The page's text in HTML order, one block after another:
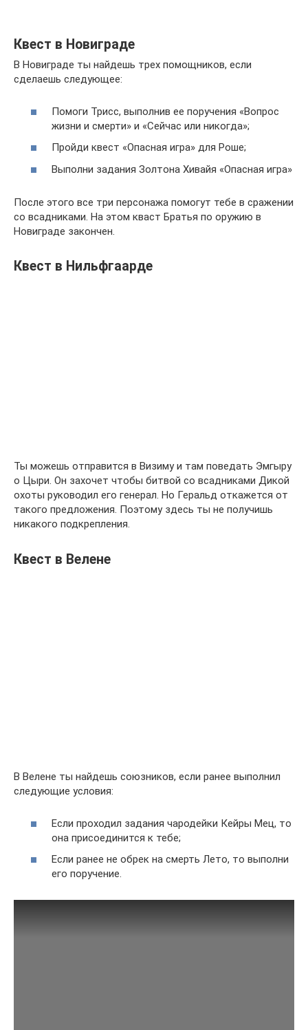
Квест в Новиграде
В Новиграде ты найдешь трех помощников, если
сделаешь следующее:
Помоги Трисс, выполнив ее поручения «Вопрос
жизни и смерти» и «Сейчас или никогда»;
Пройди квест «Опасная игра» для Роше;
Выполни задания Золтона Хивайя «Опасная игра»
После этого все три персонажа помогут тебе в сражении
со всадниками. На этом кваст Братья по оружию в
Новиграде закончен.
Квест в Нильфгаарде
Ты можешь отправится в Визиму и там поведать Эмгыру
о Цыри. Он захочет чтобы битвой со всадниками Дикой
охоты руководил его генерал. Но Геральд откажется от
такого предложения. Поэтому здесь ты не получишь
никакого подкрепления.
Квест в Велене
В Велене ты найдешь союзников, если ранее выполнил
следующие условия:
Если проходил задания чародейки Кейры Мец, то
она присоединится к тебе;
Если ранее не обрек на смерть Лето, то выполни
его поручение.